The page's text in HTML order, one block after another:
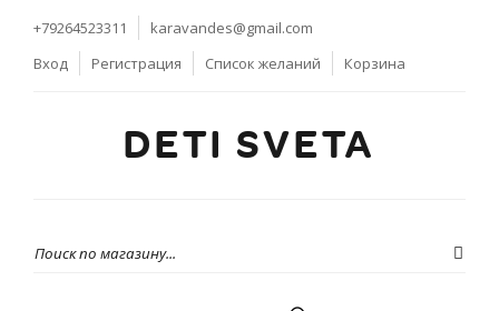
+79264523311
karavandes@gmail.com
Вход
Регистрация Список желаний Корзина
DETI SVETA